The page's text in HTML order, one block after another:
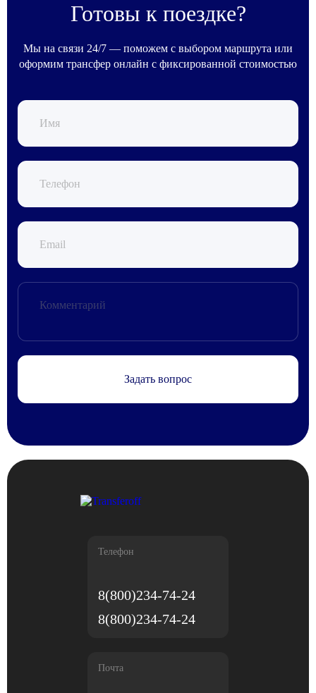
Готовы к поездке?
Мы на связи 24/7 — поможем с выбором маршрута или
оформим трансфер онлайн с фиксированной стоимостью
Задать вопрос
Телефон
8(800)234-74-24
8(800)234-74-24
Почта